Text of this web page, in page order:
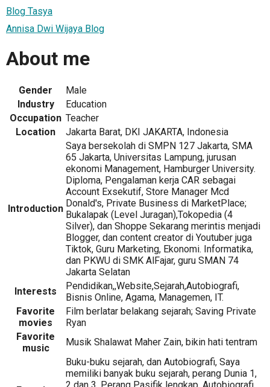
Blog Tasya
Annisa Dwi Wijaya Blog
About me
Gender
Male
Industry
Education
Occupation Teacher
Location
Jakarta Barat, DKI JAKARTA, Indonesia
Introduction
Saya bersekolah di SMPN 127 Jakarta, SMA
65 Jakarta, Universitas Lampung, jurusan
ekonomi Management, Hamburger University.
Diploma, Pengalaman kerja CAR sebagai
Account Exsekutif, Store Manager Mcd
Donald's, Private Business di MarketPlace;
Bukalapak (Level Juragan),Tokopedia (4
Silver), dan Shoppe Sekarang merintis menjadi
Blogger, dan content creator di Youtuber juga
Tiktok, Guru Marketing, Ekonomi. Informatika,
dan PKWU di SMK AlFajar, guru SMAN 74
Jakarta Selatan
Interests
Pendidikan,,Website,Sejarah,Autobiografi,
Bisnis Online, Agama, Managemen, IT.
Favorite
movies
Film berlatar belakang sejarah; Saving Private
Ryan
Favorite
music
Musik Shalawat Maher Zain, bikin hati tentram
Buku-buku sejarah, dan Autobiografi, Saya
memiliki banyak buku sejarah, perang Dunia 1,